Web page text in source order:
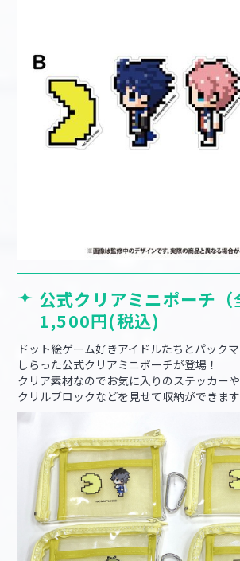
公式クリアミニポーチ
1,500円(税込)
ドット絵ゲーム好きアイドルたちとパック
しらった公式クリアミニポーチが登場！
クリア素材なのでお気に入りのステッカー
クリルブロックなどを見せて収納ができま